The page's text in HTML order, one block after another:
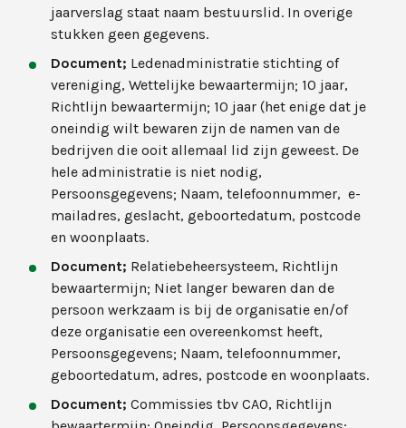
jaarverslag staat naam bestuurslid. In overige
stukken geen gegevens.
Document; Ledenadministratie stichting of
vereniging, Wettelijke bewaartermijn; 10 jaar,
Richtlijn bewaartermijn; 10 jaar (het enige dat je
oneindig wilt bewaren zijn de namen van de
bedrijven die ooit allemaal lid zijn geweest. De
hele administratie is niet nodig,
Persoonsgegevens; Naam, telefoonnummer, e-
mailadres, geslacht, geboortedatum, postcode
en woonplaats.
Document; Relatiebeheersysteem, Richtlijn
bewaartermijn; Niet langer bewaren dan de
persoon werkzaam is bij de organisatie en/of
deze organisatie een overeenkomst heeft,
Persoonsgegevens; Naam, telefoonnummer,
geboortedatum, adres, postcode en woonplaats.
Document; Commissies tbv CAO, Richtlijn